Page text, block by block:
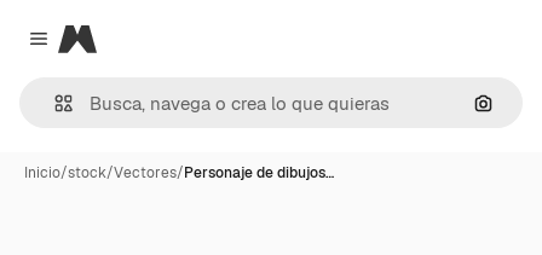
Close menu
Magnific
Inicio/stock/Vectores/Personaje de dibujos…